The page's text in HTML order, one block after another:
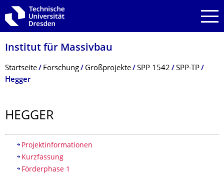
Zur Hauptnavigation springen
Zur Suche springen
Zum Inhalt springen
Institut für Massivbau
Breadcrumb-Menü
Startseite Forschung Großprojekte SPP 1542
SPP-TP
Hegger
HEGGER
Inhaltsverzeichnis
Projektinformationen
Kurzfassung
Förderphase 1